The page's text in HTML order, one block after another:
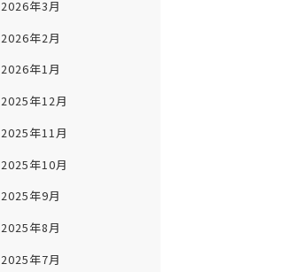
2026年3月
2026年2月
2026年1月
2025年12月
2025年11月
2025年10月
2025年9月
2025年8月
2025年7月